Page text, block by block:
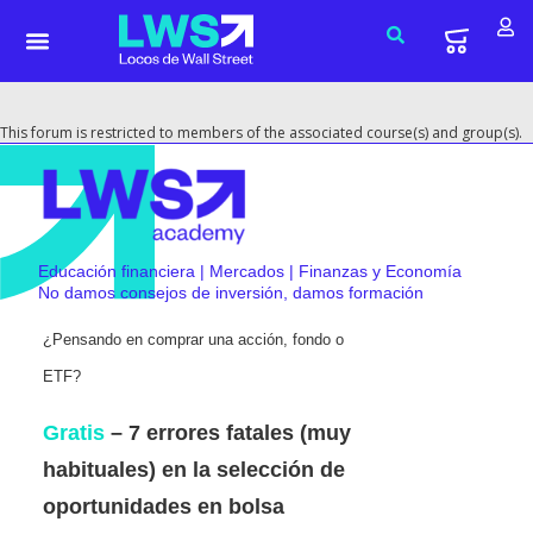
This forum is restricted to members of the associated course(s) and group(s).
Educación financiera | Mercados | Finanzas y Economía
No damos consejos de inversión, damos formación
¿Pensando en comprar una acción, fondo o
ETF?
Gratis – 7 errores fatales (muy
habituales) en la selección de
oportunidades en bolsa